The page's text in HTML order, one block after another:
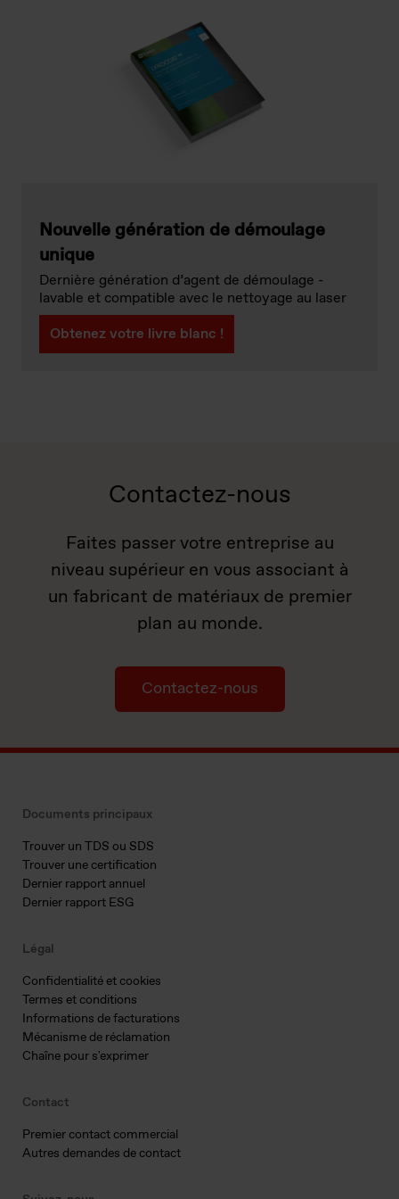
Nouvelle génération de démoulage
unique
Dernière génération d’agent de démoulage -
lavable et compatible avec le nettoyage au laser
Obtenez votre livre blanc !
Contactez-nous
Faites passer votre entreprise au
niveau supérieur en vous associant à
un fabricant de matériaux de premier
plan au monde.
Contactez-nous
Documents principaux
Trouver un TDS ou SDS
Trouver une certification
Dernier rapport annuel
Dernier rapport ESG
Légal
Confidentialité et cookies
Termes et conditions
Informations de facturations
Mécanisme de réclamation
Chaîne pour s'exprimer
Contact
Premier contact commercial
Autres demandes de contact